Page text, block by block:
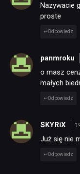
Nazywacie
proste
Odpowiedz
panmroku
o masz
małych
Odpowiedz
SKYRiX
Już się nie
Odpowiedz